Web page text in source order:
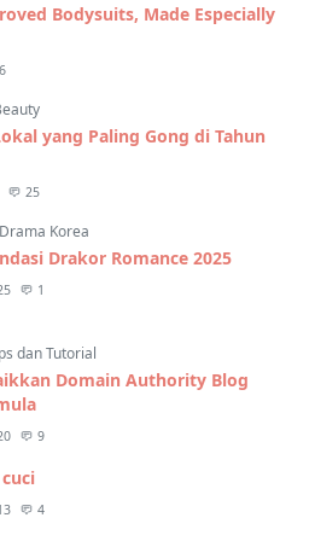
Bodysuits, Made Especially
yang Paling Gong di Tahun
25
Korea
Drakor Romance 2025
1
dan Tutorial
Domain Authority Blog
9
4